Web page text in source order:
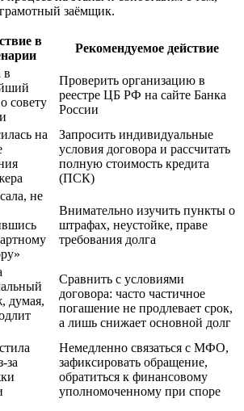
заёмщик.
в
Рекомендуемое действие
в
совету
Проверить организацию в
реестре ЦБ РФ на сайте Банка
России
на
Запросить индивидуальные
условия договора и рассчитать
полную стоимость кредита
(ПСК)
не
Внимательно изучить пункты о
штрафах, неустойке, праве
требования долга
думая,
Сравнить с условиями
договора: часто частичное
погашение не продлевает срок,
а лишь снижает основной долг
за
Немедленно связаться с МФО,
зафиксировать обращение,
обратиться к финансовому
уполномоченному при споре